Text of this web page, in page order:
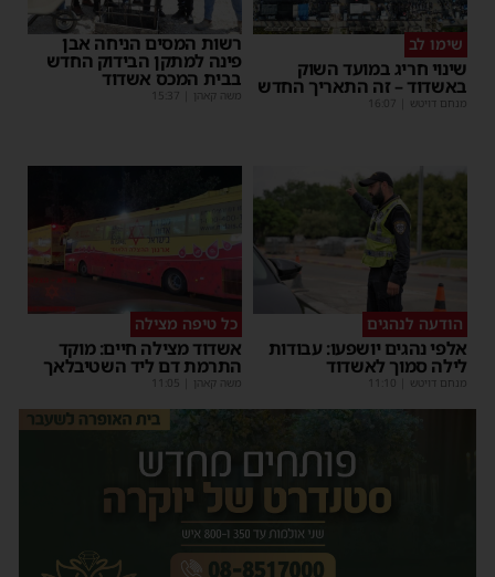
שימו לב
שינוי חריג במועד השוק
באשדוד – זה התאריך החדש
מנחם דויטש 16:07
רשות המסים הניחה אבן
פינה למתקן הבידוק החדש
בבית המכס אשדוד
משה קאהן 15:37
הודעה לנהגים
אלפי נהגים יושפעו: עבודות
לילה סמוך לאשדוד
מנחם דויטש 11:10
כל טיפה מצילה
אשדוד מצילה חיים: מוקד
התרמת דם ליד השטיבלאך
משה קאהן 11:05